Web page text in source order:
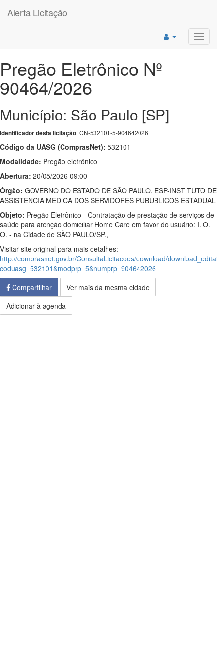
Alerta Licitação
Pregão Eletrônico Nº
90464/2026
Município: São Paulo [SP]
Identificador desta licitação: CN-532101-5-904642026
Código da UASG (ComprasNet): 532101
Modalidade: Pregão eletrônico
Abertura: 20/05/2026 09:00
Órgão: GOVERNO DO ESTADO DE SÃO PAULO, ESP-INSTITUTO DE
ASSISTENCIA MEDICA DOS SERVIDORES PUBUBLICOS ESTADUAL
Objeto: Pregão Eletrônico - Contratação de prestação de serviços de
saúde para atenção domiciliar Home Care em favor do usuário: I. O.
O. - na Cidade de SÃO PAULO/SP.,
Visitar site original para mais detalhes:
http://comprasnet.gov.br/ConsultaLicitacoes/download/
coduasg=532101&modprp=5&numprp=904642026
Compartilhar
Ver mais da mesma cidade
Adicionar à agenda